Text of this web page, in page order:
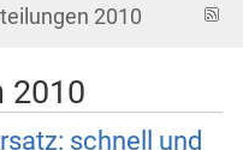
2010
2010
schnell und